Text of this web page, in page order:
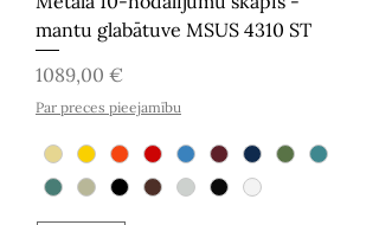
mantu glabātuve MSUS 4310 ST
Cena
1089,00 €
Par preces pieejamību